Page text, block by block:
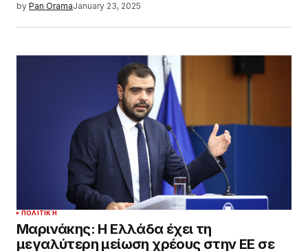
by Pan OramaJanuary 23, 2025
ΠΟΛΙΤΙΚΉ
Μαρινάκης: Η Ελλάδα έχει τη
μεγαλύτερη μείωση χρέους στην ΕΕ σε